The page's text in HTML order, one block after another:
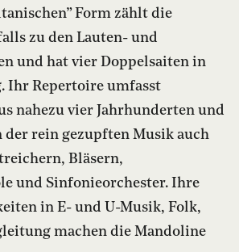
Form zählt die
zu den Lauten- und
und hat vier Doppelsaiten in
Ihr Repertoire umfasst
nahezu vier Jahrhunderten und
der rein gezupften Musik auch
Bläsern,
und Sinfonieorchester. Ihre
in E- und U-Musik, Folk,
machen die Mandoline